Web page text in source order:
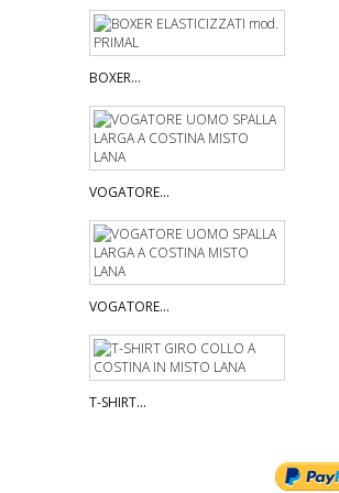
BOXER...
VOGATORE...
VOGATORE...
T-SHIRT...